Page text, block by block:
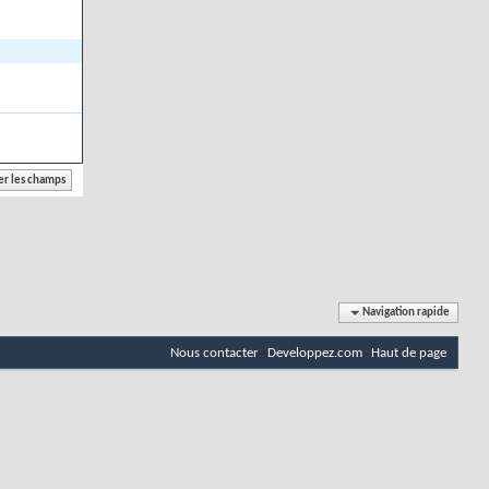
Navigation rapide
Nous contacter Developpez.com Haut de page